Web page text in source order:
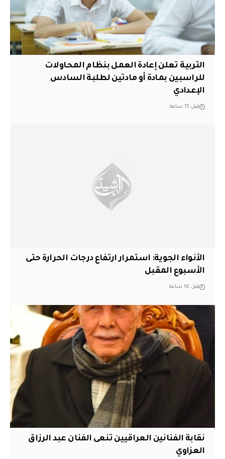
التربية تعلن إعادة العمل بنظام المحاولات
للراسبين بمادة أو مادتين لطلبة السادس
الإعدادي
قبل 15 ساعة
الأنواء الجوية: استمرار ارتفاع درجات الحرارة حتى
الأسبوع المقبل
قبل 16 ساعة
نقابة الفنانين العراقيين تنعى الفنان عبد الرزاق
العزاوي